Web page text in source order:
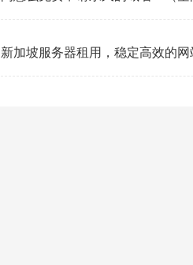
港空间麻烦打开网站）
新加坡服务器租用，稳定高效的网
之选(新加坡网站服务器租用)